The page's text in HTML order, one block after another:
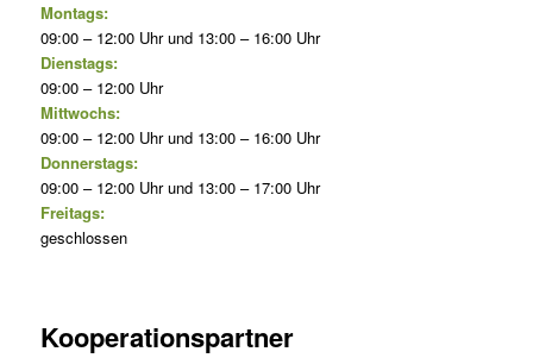
Montags:
09:00 – 12:00 Uhr und 13:00 – 16:00 Uhr
Dienstags:
09:00 – 12:00 Uhr
Mittwochs:
09:00 – 12:00 Uhr und 13:00 – 16:00 Uhr
Donnerstags:
09:00 – 12:00 Uhr und 13:00 – 17:00 Uhr
Freitags:
geschlossen
Kooperationspartner